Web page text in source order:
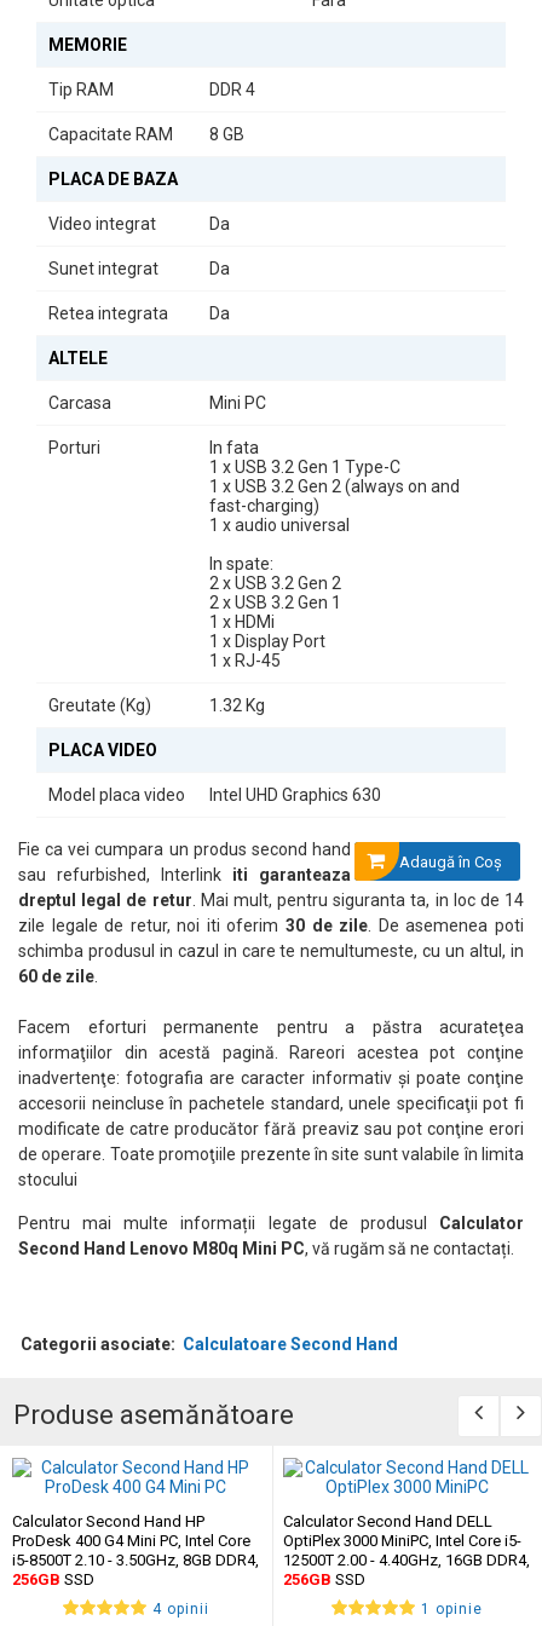
este soluția ideală pentru cei care caută un echilibru între
Alegeți Lenovo M80q pentru o experiență de utilizare superioară!
MEMORIE
Tip RAM DDR 4
Capacitate RAM 8 GB
PLACA DE BAZA
Video integrat Da
Sunet integrat Da
Retea integrata Da
ALTELE
Carcasa Mini PC
Porturi
In fata
1 x USB 3.2 Gen 1 Type-C
1 x USB 3.2 Gen 2 (always on and
fast-charging)
1 x audio universal
In spate:
2 x USB 3.2 Gen 2
2 x USB 3.2 Gen 1
1 x HDMi
1 x Display Port
1 x RJ-45
Greutate (Kg) 1.32 Kg
PLACA VIDEO
Model placa video Intel UHD Graphics 630
Adaugă în Coş
Fie ca vei cumpara un produs second hand
sau refurbished, Interlink iti garanteaza
dreptul legal de retur . Mai mult, pentru siguranta ta, in loc de 14
zile legale de retur, noi iti oferim30 de zile . De asemenea poti
schimba produsul in cazul in care te nemultumeste, cu un altul, in
60 de zile
Facem eforturi permanente pentru a păstra acurateţea
informaţiilor din acestă pagină. Rareori acestea pot conţine
inadvertenţe: fotografia are caracter informativ şi poate conţine
accesorii neincluse în pachetele standard, unele specificaţii pot fi
modificate de catre producător fără preaviz sau pot conţine erori
de operare. Toate promoţiile prezente în site sunt valabile în limita
stocului
Pentru mai multe informații legate de produsul Calculator
Second Hand Lenovo M80q Mini PC, vă rugăm să ne contactați.
Categorii asociate: Calculatoare Second Hand
Produse asemănătoare
Calculator Second Hand HP
ProDesk 400 G4 Mini PC, Intel Core
i5-8500T 2.10 - 3.50GHz, 8GB DDR4,
256GB SSD
4 opinii
Calculator Second Hand DELL
OptiPlex 3000 MiniPC, Intel Core i5-
12500T 2.00 - 4.40GHz, 16GB DDR4,
256GB SSD
1 opinie